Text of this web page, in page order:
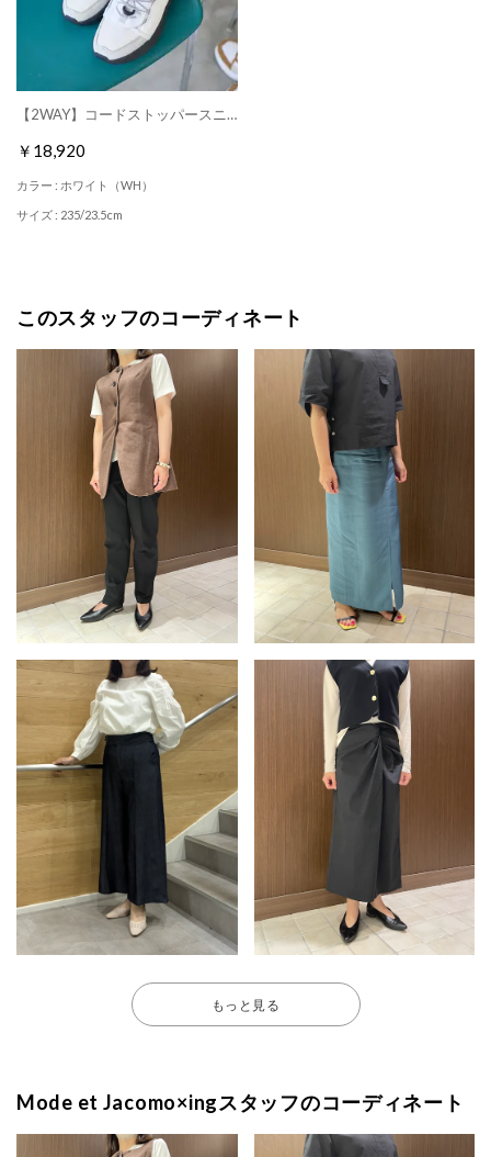
【2WAY】コードストッパースニーカー （ホワイト）
￥18,920
カラー : ホワイト（WH）
サイズ : 235/23.5cm
このスタッフのコーディネート
もっと見る
Mode et Jacomo×ingスタッフのコーディネート